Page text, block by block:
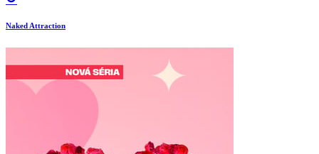
Naked Attraction